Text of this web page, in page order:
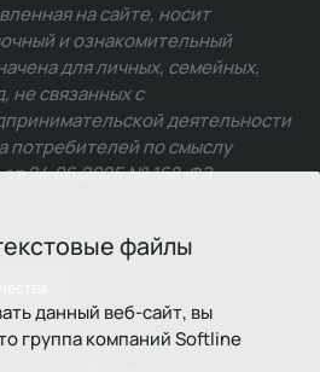
файлы
данный веб-сайт, вы
группа компаний Softline
на сайте, носит
и ознакомительный
для личных, семейных,
не связанных с
деятельности
потребителей по смыслу
от 24.06.2025 № 168-ФЗ.